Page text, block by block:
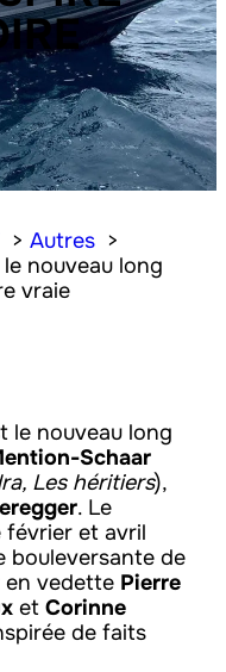
Autres
nouveau long
vraie
le nouveau long
Schaar
Les héritiers),
. Le
février et avril
bouleversante de
en vedette Pierre
et Corinne
de faits